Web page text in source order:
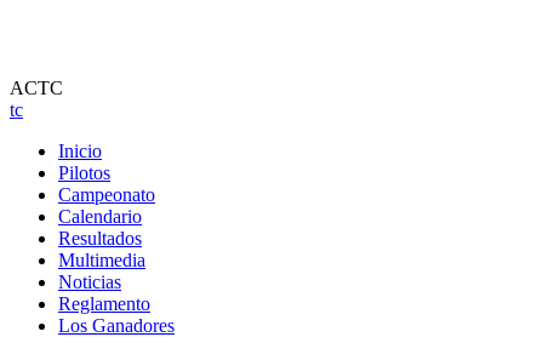
ACTC
tc
Inicio
Pilotos
Campeonato
Calendario
Resultados
Multimedia
Noticias
Reglamento
Los Ganadores